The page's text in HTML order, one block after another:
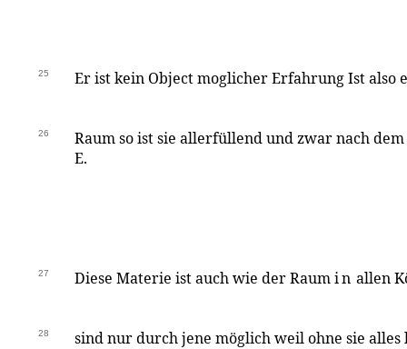
25 Er ist kein Object moglicher Erfahrung Ist also
26
Raum so ist sie allerfüllend und zwar nach
E.
27 Diese Materie ist auch wie der Raumin allen
28 sind nur durch jene möglich weil ohne sie